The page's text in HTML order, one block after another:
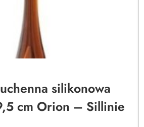
silikonowa
cm Orion – Sillinie